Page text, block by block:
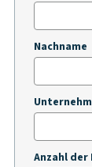
Nachname
Anzahl der